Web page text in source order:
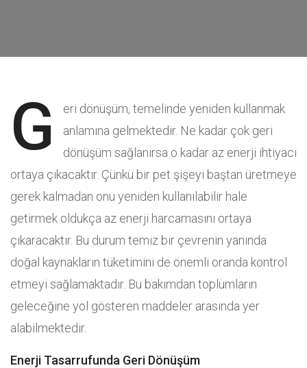
G
eri dönüşüm, temelinde yeniden kullanmak
anlamına gelmektedir. Ne kadar çok geri
dönüşüm sağlanırsa o kadar az enerji ihtiyacı
ortaya çıkacaktır. Çünkü bir pet şişeyi baştan üretmeye
gerek kalmadan onu yeniden kullanılabilir hale
getirmek oldukça az enerji harcamasını ortaya
çıkaracaktır. Bu durum temiz bir çevrenin yanında
doğal kaynakların tüketimini de önemli oranda kontrol
etmeyi sağlamaktadır. Bu bakımdan toplumların
geleceğine yol gösteren maddeler arasında yer
alabilmektedir.
Enerji Tasarrufunda Geri Dönüşüm